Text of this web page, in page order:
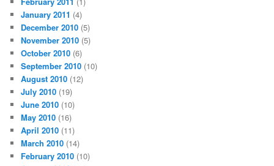
January 2011 (4)
December 2010 (5)
November 2010 (5)
October 2010 (6)
September 2010 (10)
August 2010 (12)
July 2010 (19)
June 2010 (10)
May 2010 (16)
April 2010 (11)
March 2010 (14)
February 2010 (10)